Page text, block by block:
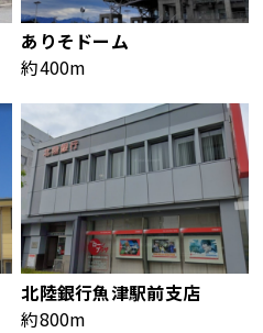
ありそドーム
約400m
北陸銀行魚津駅前支店
約800m